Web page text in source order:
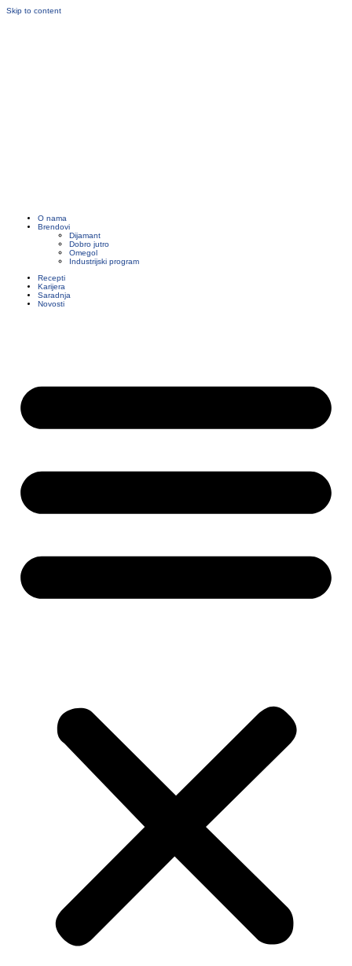
Skip to content
O nama
Brendovi
Dijamant
Dobro jutro
Omegol
Industrijski program
Recepti
Karijera
Saradnja
Novosti